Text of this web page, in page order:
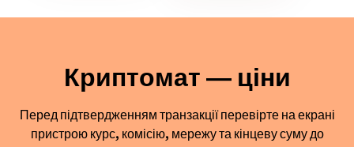
Криптомат — ціни
Перед підтвердженням транзакції перевірте на екрані
пристрою курс, комісію, мережу та кінцеву суму до